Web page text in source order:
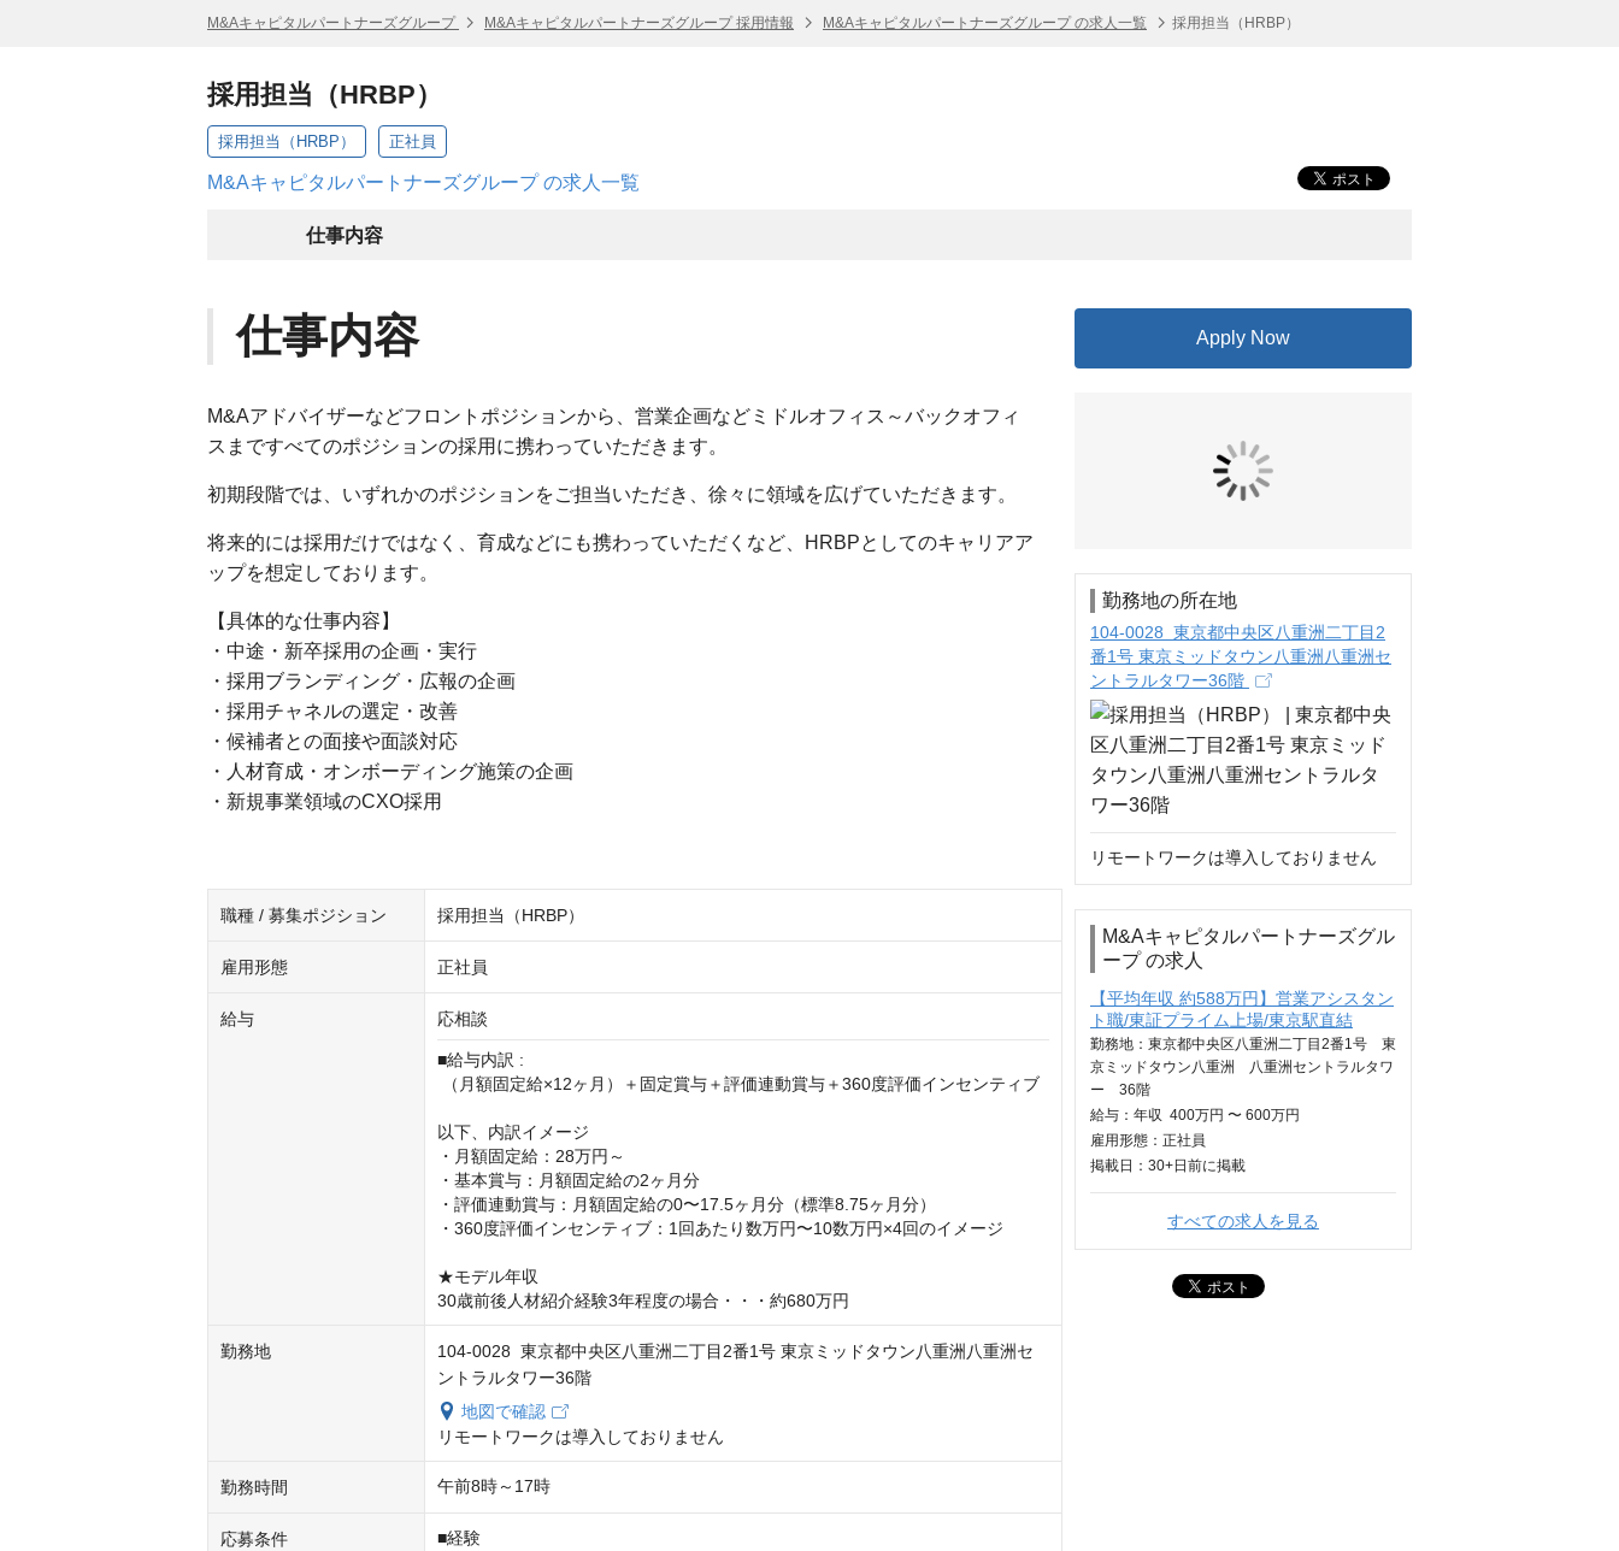
M&Aキャピタルパートナーズグループ M&Aキャピタルパートナーズグループ 採用情報 M&Aキャピタルパートナーズグループ の求人一覧 採用担当（HRBP）
採用担当（HRBP）
採用担当（HRBP） 正社員
M&Aキャピタルパートナーズグループ の求人一覧
仕事内容
仕事内容
M&Aアドバイザーなどフロントポジションから、営業企画などミドルオフィス～バックオフィ
スまですべてのポジションの採用に携わっていただきます。
初期段階では、いずれかのポジションをご担当いただき、徐々に領域を広げていただきます。
将来的には採用だけではなく、育成などにも携わっていただくなど、HRBPとしてのキャリアア
ップを想定しております。
【具体的な仕事内容】
・中途・新卒採用の企画・実行
・採用ブランディング・広報の企画
・採用チャネルの選定・改善
・候補者との面接や面談対応
・人材育成・オンボーディング施策の企画
・新規事業領域のCXO採用
職種 / 募集ポジション 採用担当（HRBP）
雇用形態 正社員
給与 応相談
■給与内訳 :
以下、内訳イメージ
・月額固定給：28万円～
・基本賞与：月額固定給の2ヶ月分
・評価連動賞与：月額固定給の0〜17.5ヶ月分（標準8.75ヶ月分）
・360度評価インセンティブ：1回あたり数万円〜10数万円×4回のイメージ
★モデル年収
30歳前後人材紹介経験3年程度の場合・・・約680万円
勤務地
104-0028 東京都中央区八重洲二丁目2番1号 東京ミッドタウン八重洲八重洲セ
ントラルタワー36階
地図で確認
リモートワークは導入しておりません
勤務時間 午前8時～17時
応募条件
■経験
Apply Now
勤務地の所在地
104-0028 東京都中央区八重洲二丁目2
番1号 東京ミッドタウン八重洲八重洲セ
ントラルタワー36階
リモートワークは導入しておりません
M&Aキャピタルパートナーズグル
ープ の求人
【平均年収 約588万円】営業アシスタン
ト職/東証プライム上場/東京駅直結
勤務地：東京都中央区八重洲二丁目2番1号 東
京ミッドタウン八重洲 八重洲セントラルタワ
ー 36階
給与： 年収 400万円 〜 600万円
雇用形態：正社員
掲載日： 30+日 前に掲載
すべての求人を見る